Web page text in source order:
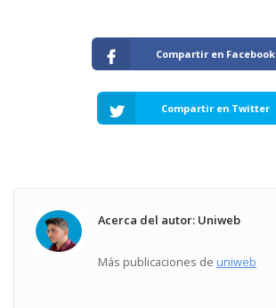
Compartir en Facebook
Compartir en Twitter
Acerca del autor: Uniweb
Más publicaciones de uniweb